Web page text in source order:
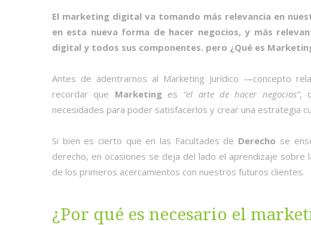
El marketing digital va tomando más relevancia en
en esta nueva forma de hacer negocios, y más
digital y todos sus componentes. pero ¿Qué es
Antes de adentrarnos al Marketing Jurídico —concepto
recordar que Marketinges “el arte de hacer negocios”,
necesidades para poder satisfacerlos y crear una estrategia
Si bien es cierto que en las Facultades de Derecho se
derecho, en ocasiones se deja del lado el aprendizaje
de los primeros acercamientos con nuestros futuros clientes.
¿Por qué es necesario el